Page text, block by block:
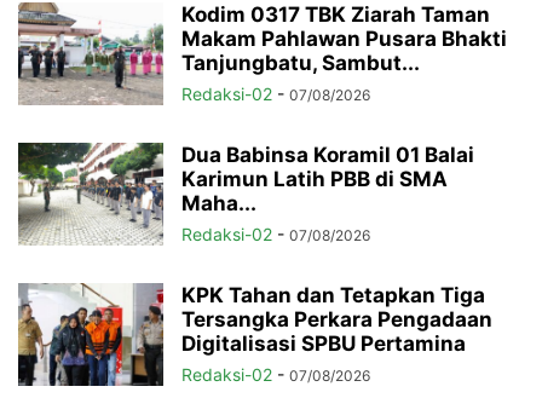
Kodim 0317 TBK Ziarah Taman
Makam Pahlawan Pusara Bhakti
Tanjungbatu, Sambut...
Redaksi-02 - 07/08/2026
Dua Babinsa Koramil 01 Balai
Karimun Latih PBB di SMA
Maha...
Redaksi-02 - 07/08/2026
KPK Tahan dan Tetapkan Tiga
Tersangka Perkara Pengadaan
Digitalisasi SPBU Pertamina
Redaksi-02 - 07/08/2026